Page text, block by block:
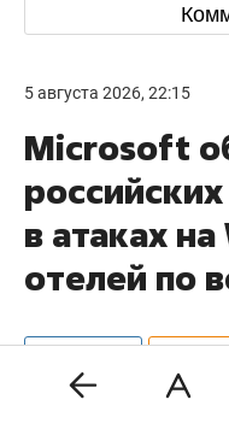
5 августа 2026, 22:15
Microsoft
в атаках
отелей по